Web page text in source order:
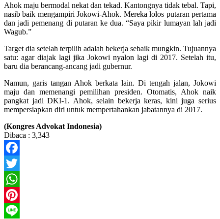
Ahok maju bermodal nekat dan tekad. Kantongnya tidak tebal. Tapi,
nasib baik mengampiri Jokowi-Ahok. Mereka lolos putaran pertama
dan jadi pemenang di putaran ke dua. “Saya pikir lumayan lah jadi
Wagub.”
Target dia setelah terpilih adalah bekerja sebaik mungkin. Tujuannya
satu: agar diajak lagi jika Jokowi nyalon lagi di 2017. Setelah itu,
baru dia berancang-ancang jadi gubernur.
Namun, garis tangan Ahok berkata lain. Di tengah jalan, Jokowi
maju dan memenangi pemilihan presiden. Otomatis, Ahok naik
pangkat jadi DKI-1. Ahok, selain bekerja keras, kini juga serius
mempersiapkan diri untuk mempertahankan jabatannya di 2017.
(Kongres Advokat Indonesia)
Dibaca : 3,343
Facebook
Twitter
WhatsApp
Pinterest